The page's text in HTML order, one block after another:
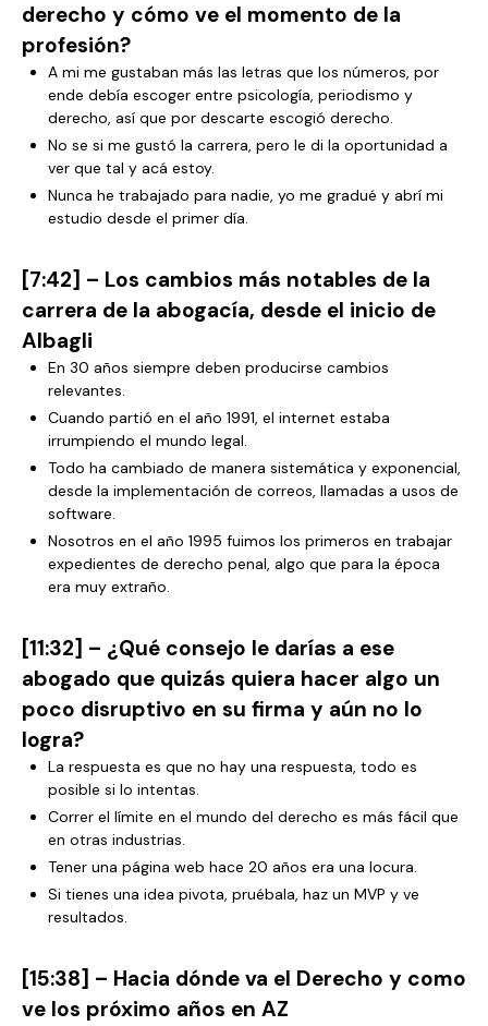
derecho y cómo ve el momento de la
profesión?
A mi me gustaban más las letras que los números, por
ende debía escoger entre psicología, periodismo y
derecho, así que por descarte escogió derecho.
No se si me gustó la carrera, pero le di la oportunidad a
ver que tal y acá estoy.
Nunca he trabajado para nadie, yo me gradué y abrí mi
estudio desde el primer día.
[7:42] – Los cambios más notables de la
carrera de la abogacía, desde el inicio de
Albagli
En 30 años siempre deben producirse cambios
relevantes.
Cuando partió en el año 1991, el internet estaba
irrumpiendo el mundo legal.
Todo ha cambiado de manera sistemática y exponencial,
desde la implementación de correos, llamadas a usos de
software.
Nosotros en el año 1995 fuimos los primeros en trabajar
expedientes de derecho penal, algo que para la época
era muy extraño.
[11:32] – ¿Qué consejo le darías a ese
abogado que quizás quiera hacer algo un
poco disruptivo en su firma y aún no lo
logra?
La respuesta es que no hay una respuesta, todo es
posible si lo intentas.
Correr el límite en el mundo del derecho es más fácil que
en otras industrias.
Tener una página web hace 20 años era una locura.
Si tienes una idea pivota, pruébala, haz un MVP y ve
resultados.
[15:38] – Hacia dónde va el Derecho y como
ve los próximo años en AZ